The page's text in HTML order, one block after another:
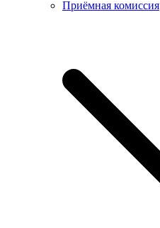
Приёмная комиссия